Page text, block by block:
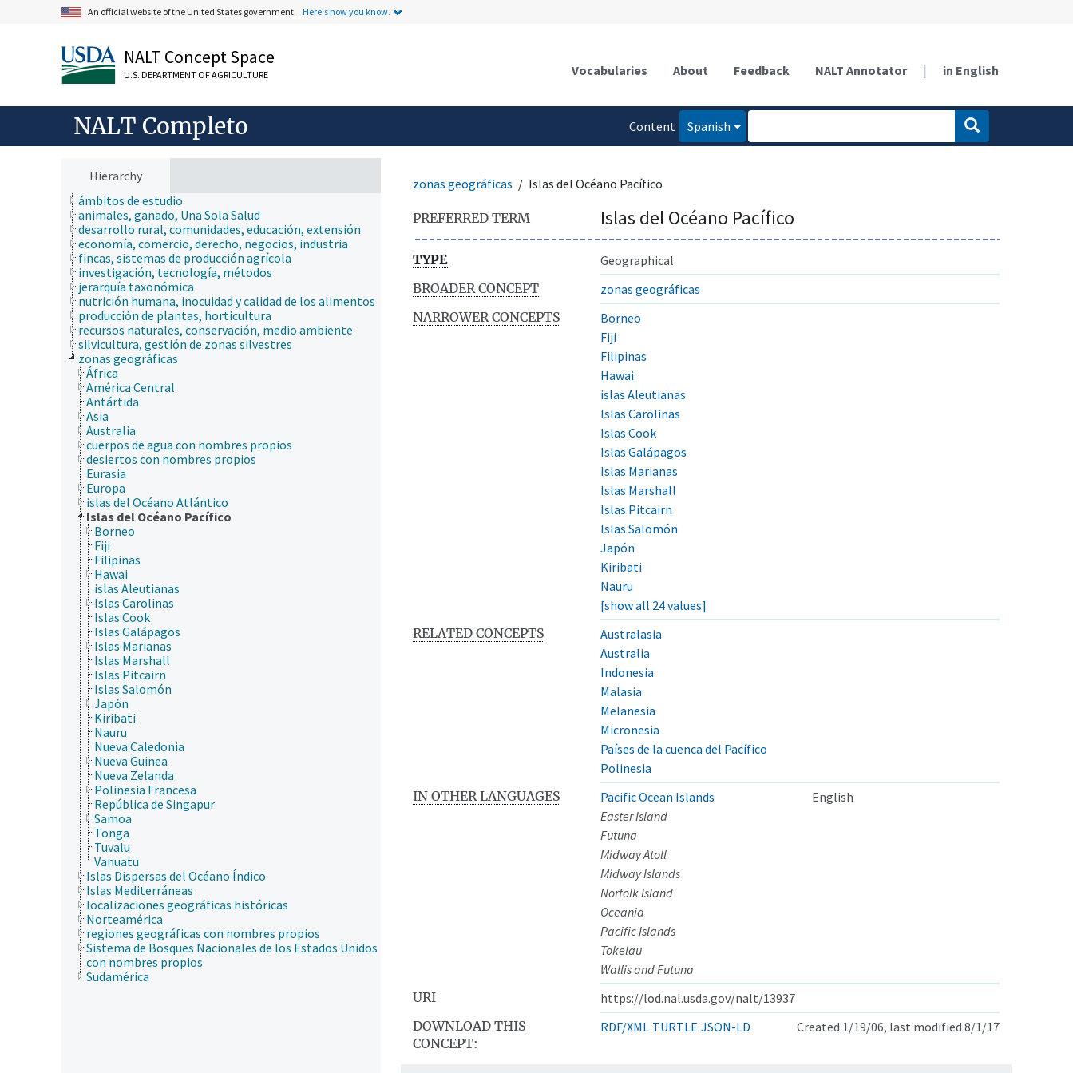
An official website of the United States government. Here's how you know.
NALT Concept Space
U.S. DEPARTMENT OF AGRICULTURE Vocabularies About Feedback NALT Annotator | in English
NALT Completo
Content
Spanish
Hierarchy
ámbitos de estudio
animales, ganado, Una Sola Salud
desarrollo rural, comunidades, educación, extensión
economía, comercio, derecho, negocios, industria
fincas, sistemas de producción agrícola
investigación, tecnología, métodos
jerarquía taxonómica
nutrición humana, inocuidad y calidad de los alimentos
producción de plantas, horticultura
recursos naturales, conservación, medio ambiente
silvicultura, gestión de zonas silvestres
zonas geográficas
África
América Central
Antártida
Asia
Australia
cuerpos de agua con nombres propios
desiertos con nombres propios
Eurasia
Europa
islas del Océano Atlántico
Islas del Océano Pacífico
Borneo
Fiji
Filipinas
Hawai
islas Aleutianas
Islas Carolinas
Islas Cook
Islas Galápagos
Islas Marianas
Islas Marshall
Islas Pitcairn
Islas Salomón
Japón
Kiribati
Nauru
Nueva Caledonia
Nueva Guinea
Nueva Zelanda
Polinesia Francesa
República de Singapur
Samoa
Tonga
Tuvalu
Vanuatu
Islas Dispersas del Océano Índico
Islas Mediterráneas
localizaciones geográficas históricas
Norteamérica
regiones geográficas con nombres propios
Sistema de Bosques Nacionales de los Estados Unidos
con nombres propios
Sudamérica
zonas geográficas Islas del Océano Pacífico
PREFERRED TERM Islas del Océano Pacífico
TYPE
Geographical
BROADER CONCEPT
zonas geográficas
NARROWER CONCEPTS
Borneo
Fiji
Filipinas
Hawai
islas Aleutianas
Islas Carolinas
Islas Cook
Islas Galápagos
Islas Marianas
Islas Marshall
Islas Pitcairn
Islas Salomón
Japón
Kiribati
Nauru
[show all 24 values]
RELATED CONCEPTS
Australasia
Australia
Indonesia
Malasia
Melanesia
Micronesia
Países de la cuenca del Pacífico
Polinesia
IN OTHER LANGUAGES
Pacific Ocean Islands
English
Easter Island
Futuna
Midway Atoll
Midway Islands
Norfolk Island
Oceania
Pacific Islands
Tokelau
Wallis and Futuna
URI
https://lod.nal.usda.gov/nalt/13937
DOWNLOAD THIS
CONCEPT:
RDF/XML TURTLE JSON-LD Created 1/19/06, last modified 8/1/17